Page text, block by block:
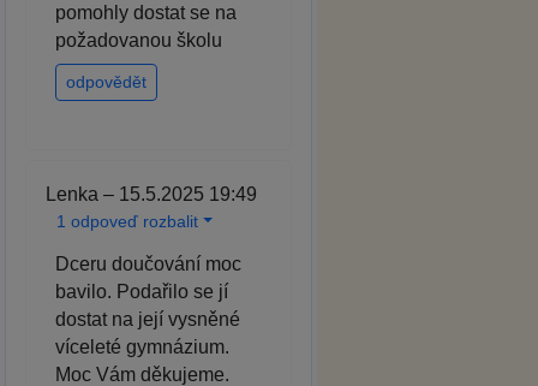
pomohly dostat se na
požadovanou školu
odpovědět
Lenka – 15.5.2025 19:49
1 odpoveď rozbalit
Dceru doučování moc
bavilo. Podařilo se jí
dostat na její vysněné
víceleté gymnázium.
Moc Vám děkujeme.